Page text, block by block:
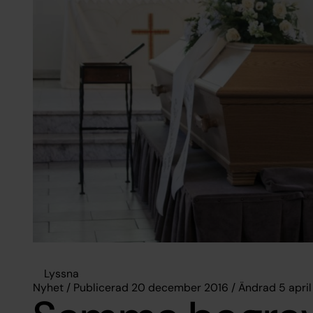
Lyssna
Nyhet / Publicerad 20 december 2016 / Ändrad 5 april